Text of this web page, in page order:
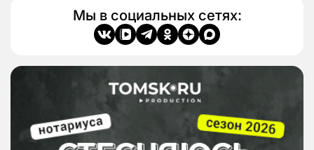
Мы в социальных сетях: